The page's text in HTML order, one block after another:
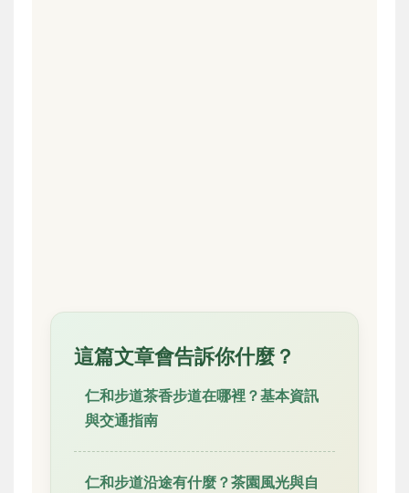
這篇文章會告訴你什麼？
仁和步道茶香步道在哪裡？基本資訊
與交通指南
仁和步道沿途有什麼？茶園風光與自